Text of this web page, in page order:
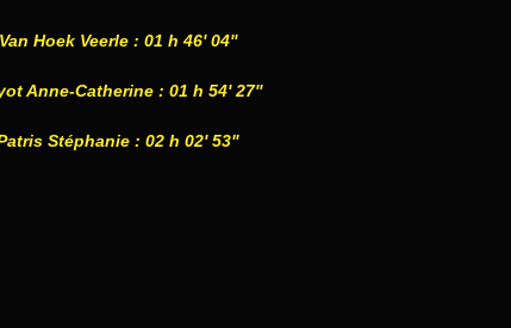
Hoek Veerle : 01 h 46' 04''
Anne-Catherine : 01 h 54' 27''
Stéphanie : 02 h 02' 53"